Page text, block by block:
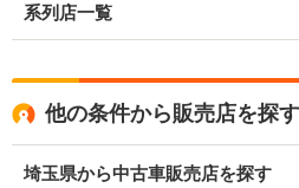
系列店一覧
他の条件から販売店を探す
埼玉県から中古車販売店を探す